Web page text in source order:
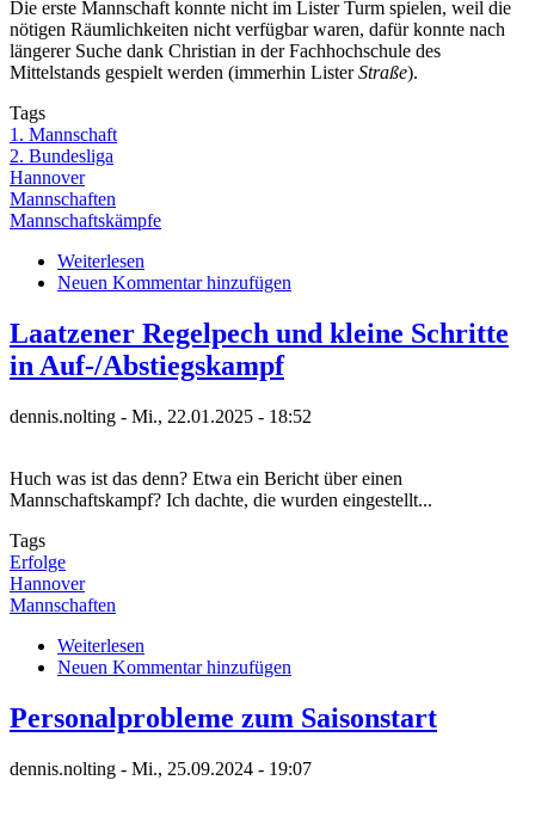
Die erste Mannschaft konnte nicht im Lister Turm spielen, weil die
nötigen Räumlichkeiten nicht verfügbar waren, dafür konnte nach
längerer Suche dank Christian in der Fachhochschule des
Mittelstands gespielt werden (immerhin ListerStraße).
Tags
1. Mannschaft
2. Bundesliga
Hannover
Mannschaften
Mannschaftskämpfe
Weiterlesen
Höhen
Tiefen
zum
Ligastart
Neuen Kommentar hinzufügen
Laatzener Regelpech und kleine Schritte
in Auf-/Abstiegskampf
dennis.nolting - Mi., 22.01.2025 - 18:52
Huch was ist das denn? Etwa ein Bericht über einen
Mannschaftskampf? Ich dachte, die wurden eingestellt...
Tags
Erfolge
Hannover
Mannschaften
Weiterlesen
Laatzener
und
kleine
in
Neuen Kommentar hinzufügen
Personalprobleme zum Saisonstart
dennis.nolting - Mi., 25.09.2024 - 19:07